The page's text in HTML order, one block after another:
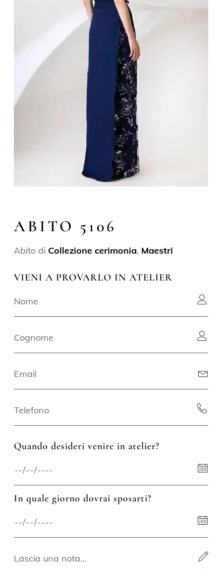
ABITO 5106
Abito di Collezione cerimonia, Maestri
VIENI A PROVARLO IN ATELIER
Quando desideri venire in atelier?
In quale giorno dovrai sposarti?